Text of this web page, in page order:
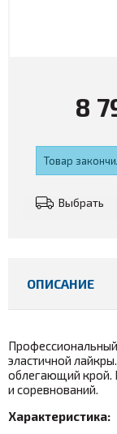
8
Товар
Выбрать
ОПИСАНИЕ
эластичной лайкры.
облегающий крой.
и соревнований.
Характеристика: